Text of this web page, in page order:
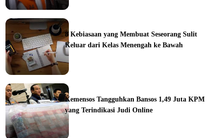
8 Kebiasaan yang Membuat Seseorang Sulit
Keluar dari Kelas Menengah ke Bawah
Kemensos Tangguhkan Bansos 1,49 Juta KPM
yang Terindikasi Judi Online